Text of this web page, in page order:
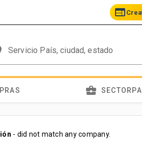
web
business_center
- did not match any company.